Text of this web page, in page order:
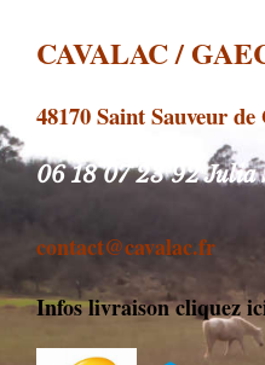
CAVALAC /
48170 Saint Sauveur
06 18 07 23 92 Julia
contact@cavalac.fr
Infos livraison cliquez